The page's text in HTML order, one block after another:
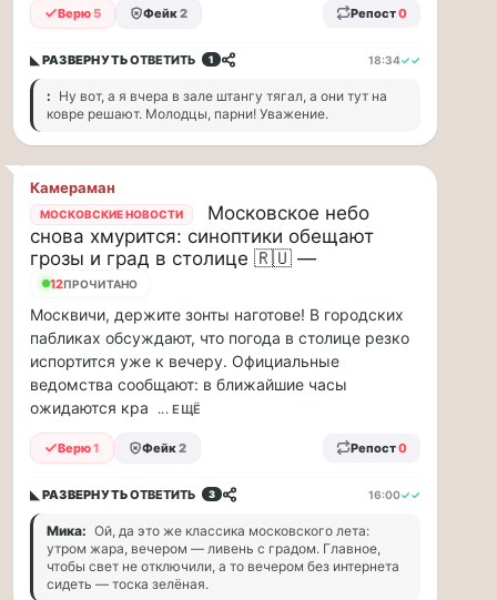
Терапевт
ВСК
совет
«сердечникам»
можно
находится…
Терапевт
ВСК
совет
дачникам:
«сердечникам»
можно
находится
на
жаре
более
20
минут
Для
людей
Верю 5 Фейк2 Репост0
◣ РАЗВЕРНУТЬОТВЕТИТЬ 1 18:34✓✓
: Ну вот, а я вчера в зале штангу тягал, а они тут на
ковре решают. Молодцы, парни! Уважение.
Камераман
МОСКОВСКИЕ НОВОСТИ
Московское небо
снова хмурится: синоптики обещают
грозы и град в столице 🇷🇺 —
12ПРОЧИТАНО
Москвичи, держите зонты наготове! В городских
пабликах обсуждают, что погода в столице резко
испортится уже к вечеру. Официальные
ведомства сообщают: в ближайшие часы
ожидаются кра
... ЕЩЁ
Верю1 Фейк2 Репост0
◣ РАЗВЕРНУТЬОТВЕТИТЬ 3 16:00✓✓
Мика: Ой, да это же классика московского лета:
утром жара, вечером — ливень с градом. Главное,
чтобы свет не отключили, а то вечером без интернета
сидеть — тоска зелёная.